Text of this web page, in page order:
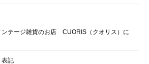
ンテージ雑貨のお店 CUORIS（クオリス）に
表記